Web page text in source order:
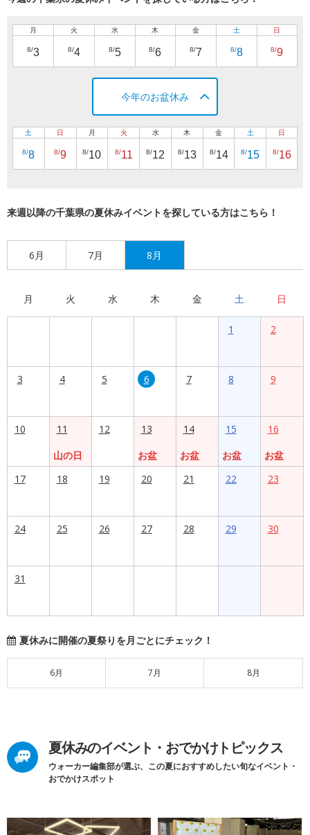
月
8/3
火
8/4
水
8/5
木
8/6
金
8/7
土
8/8
日
8/9
今年のお盆休み
土
8/8
日
8/9
月
8/10
火
8/11
水
8/12
木
8/13
金
8/14
土
8/15
日
8/16
来週以降の千葉県の夏休みイベントを探している方はこちら！
6月 7月 8月
月 火 水 木 金 土 日
1 2
3 4 5 6 7 8 9
10
11
山の日
12
13
お盆
14
お盆
15
お盆
16
お盆
17
18 19 20 21 22 23
24 25 26 27 28 29 30
31
夏休みに開催の夏祭りを月ごとにチェック！
6月 7月 8月
夏休みのイベント・おでかけトピックス
ウォーカー編集部が選ぶ、この夏におすすめしたい旬なイベント・
おでかけスポット